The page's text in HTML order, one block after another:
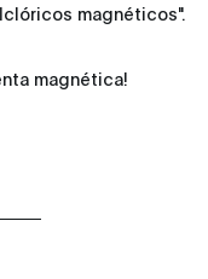
magnéticos".
magnética!